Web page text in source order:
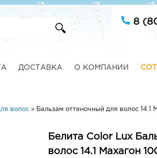
8
ДОСТАВКА О КОМПАНИИ
волос » Бальзам оттеночный для волос 14.1
Белита Color Lux
волос 14.1 Махагон